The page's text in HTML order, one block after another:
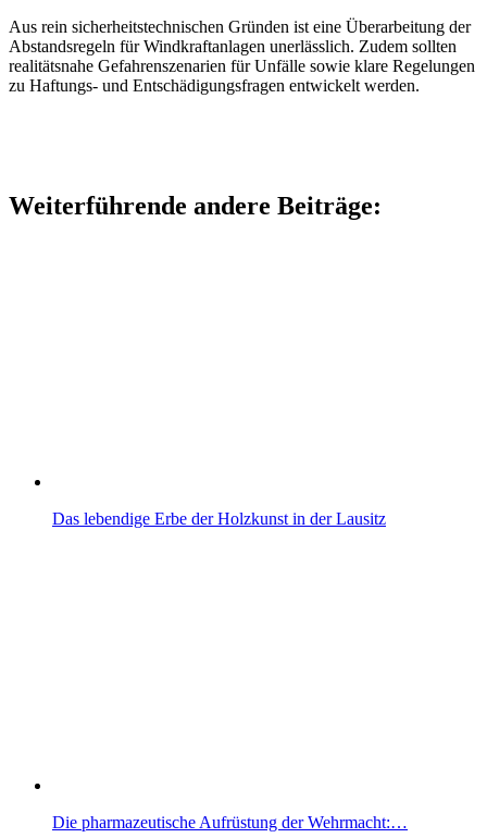
Aus rein sicherheitstechnischen Gründen ist eine Überarbeitung der
Abstandsregeln für Windkraftanlagen unerlässlich. Zudem sollten
realitätsnahe Gefahrenszenarien für Unfälle sowie klare Regelungen
zu Haftungs- und Entschädigungsfragen entwickelt werden.
Weiterführende andere Beiträge:
Das lebendige Erbe der Holzkunst in der Lausitz
Die pharmazeutische Aufrüstung der Wehrmacht:…